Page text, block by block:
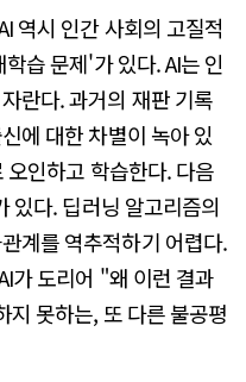
역시 인간 사회의 고질적
습 문제'가 있다. AI는 인
란다. 과거의 재판 기록
에 대한 차별이 녹아 있
인하고 학습한다. 다음
있다. 딥러닝 알고리즘의
계를 역추적하기 어렵다.
가 도리어 "왜 이런 결과
지 못하는, 또 다른 불공평